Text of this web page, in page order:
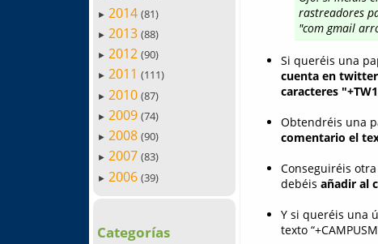
► 2014 (81)
► 2013 (88)
► 2012 (90)
► 2011 (111)
► 2010 (87)
► 2009 (74)
► 2008 (90)
► 2007 (83)
► 2006 (39)
Categorías
rastreadores
"com gmail
Si queréis una
cuenta en
caracteres
Obtendréis una
comentario el
Conseguiréis
debéis añadir al
Y si queréis una
texto